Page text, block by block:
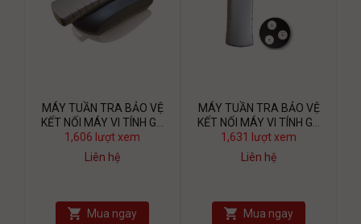
MÁY TUẦN TRA BẢO VỆ
KẾT NỐI MÁY VI TÍNH GS
6000E
1,606 lượt xem
Liên hệ
Mua ngay
MÁY TUẦN TRA BẢO VỆ
KẾT NỐI MÁY VI TÍNH GS
6000B
1,631 lượt xem
Liên hệ
Mua ngay